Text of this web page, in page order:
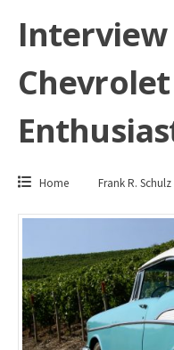
Interview
Home Frank R. Schulz